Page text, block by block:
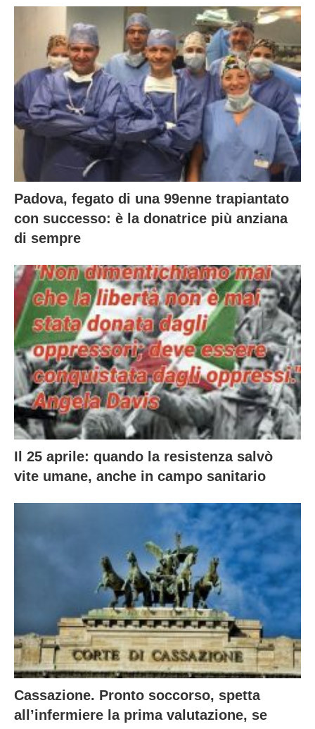
Padova, fegato di una 99enne trapiantato
con successo: è la donatrice più anziana
di sempre
Il 25 aprile: quando la resistenza salvò
vite umane, anche in campo sanitario
Cassazione. Pronto soccorso, spetta
all’infermiere la prima valutazione, se